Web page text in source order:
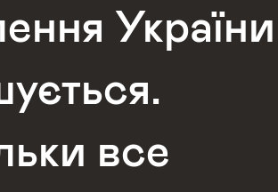
України
все